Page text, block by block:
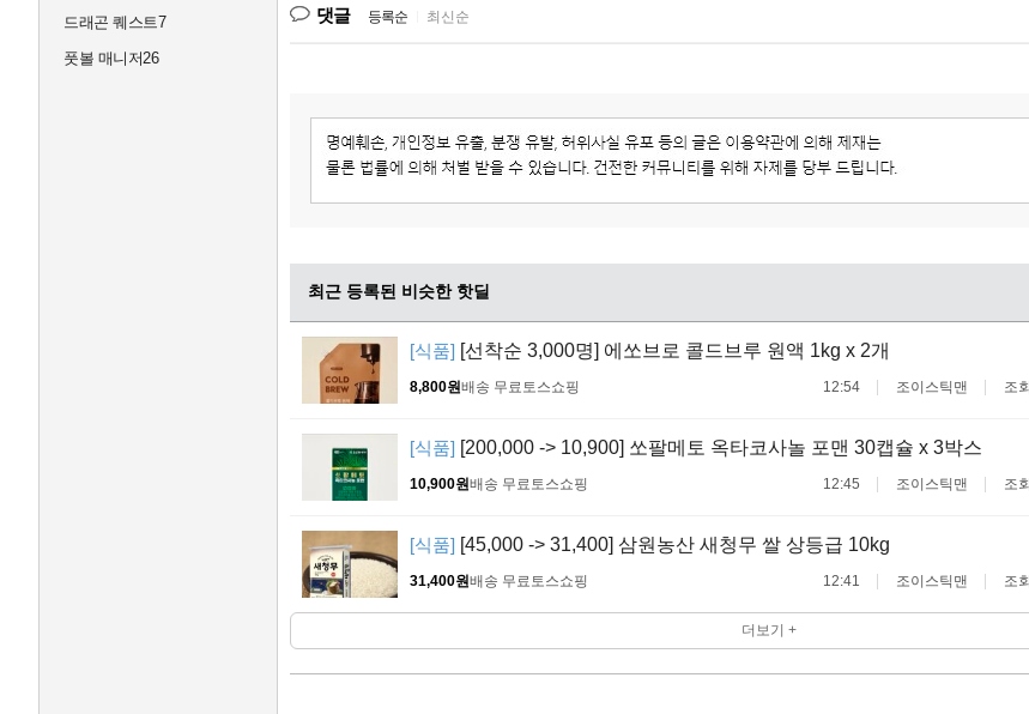
드래곤 퀘스트7
풋볼 매니저26
댓글 등록순 최신순
최근 등록된 비슷한 핫딜
[식품] [선착순 3,000명] 에쏘브로 콜드브루 원액 1kg x 2개
8,800원배송 무료토스쇼핑 12:54 조이스틱맨 조
[식품] [200,000 -> 10,900] 쏘팔메토 옥타코사놀 포맨 30캡슐 x 3박스
10,900원배송 무료토스쇼핑 12:45 조이스틱맨 조
[식품] [45,000 -> 31,400] 삼원농산 새청무 쌀 상등급 10kg
31,400원배송 무료토스쇼핑 12:41 조이스틱맨 조
더보기 +